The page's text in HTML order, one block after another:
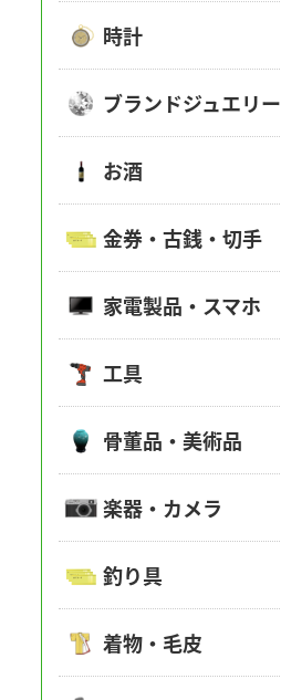
時計
ブランドジュエリー
お酒
金券・古銭・切手
家電製品・スマホ
工具
骨董品・美術品
楽器・カメラ
釣り具
着物・毛皮